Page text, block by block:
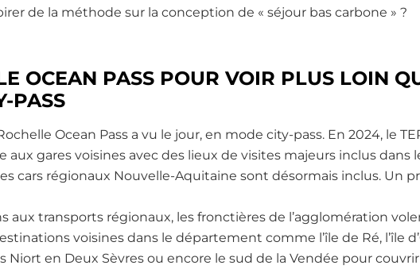
de la méthode sur la conception de « séjour bas carbone » ?
OCEAN PASS POUR VOIR PLUS LOIN
PASS
Ocean Pass a vu le jour, en mode city-pass. En 2024, le
aux gares voisines avec des lieux de visites majeurs inclus dans
cars régionaux Nouvelle-Aquitaine sont désormais inclus. Un
aux transports régionaux, les fronctières de l’agglomération
voisines dans le département comme l’île de Ré, l’île
Niort en Deux Sèvres ou encore le sud de la Vendée pour